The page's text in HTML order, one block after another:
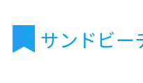
サンドビー